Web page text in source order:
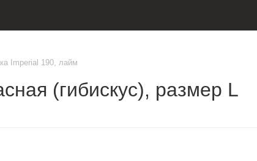
Imperial 190, лайм
(гибискус), размер L